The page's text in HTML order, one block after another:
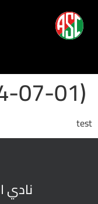
(2024-07-01 07:26:33 )
test
نادي